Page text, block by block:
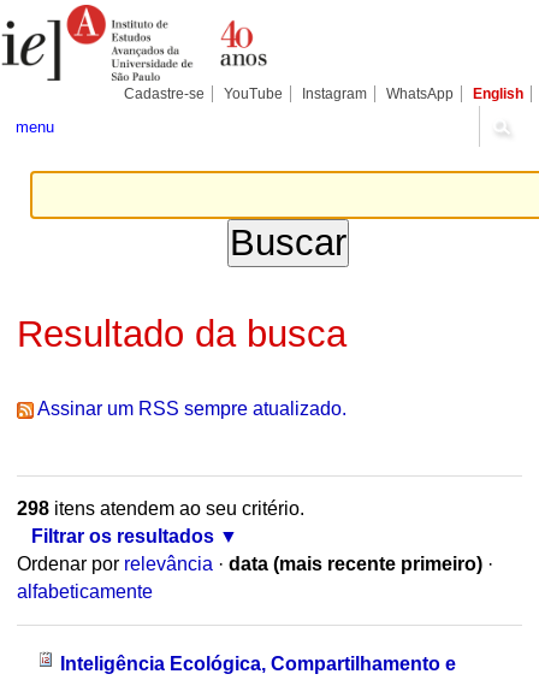
para
conteúdo.
Pessoais
Cadastre-se YouTube Instagram WhatsApp English
menu
Resultado da busca
Assinar um RSS sempre atualizado.
298itens atendem ao seu critério.
Filtrar os resultados
Ordenar por relevância · data (mais recente primeiro) ·
alfabeticamente
Inteligência Ecológica, Compartilhamento e